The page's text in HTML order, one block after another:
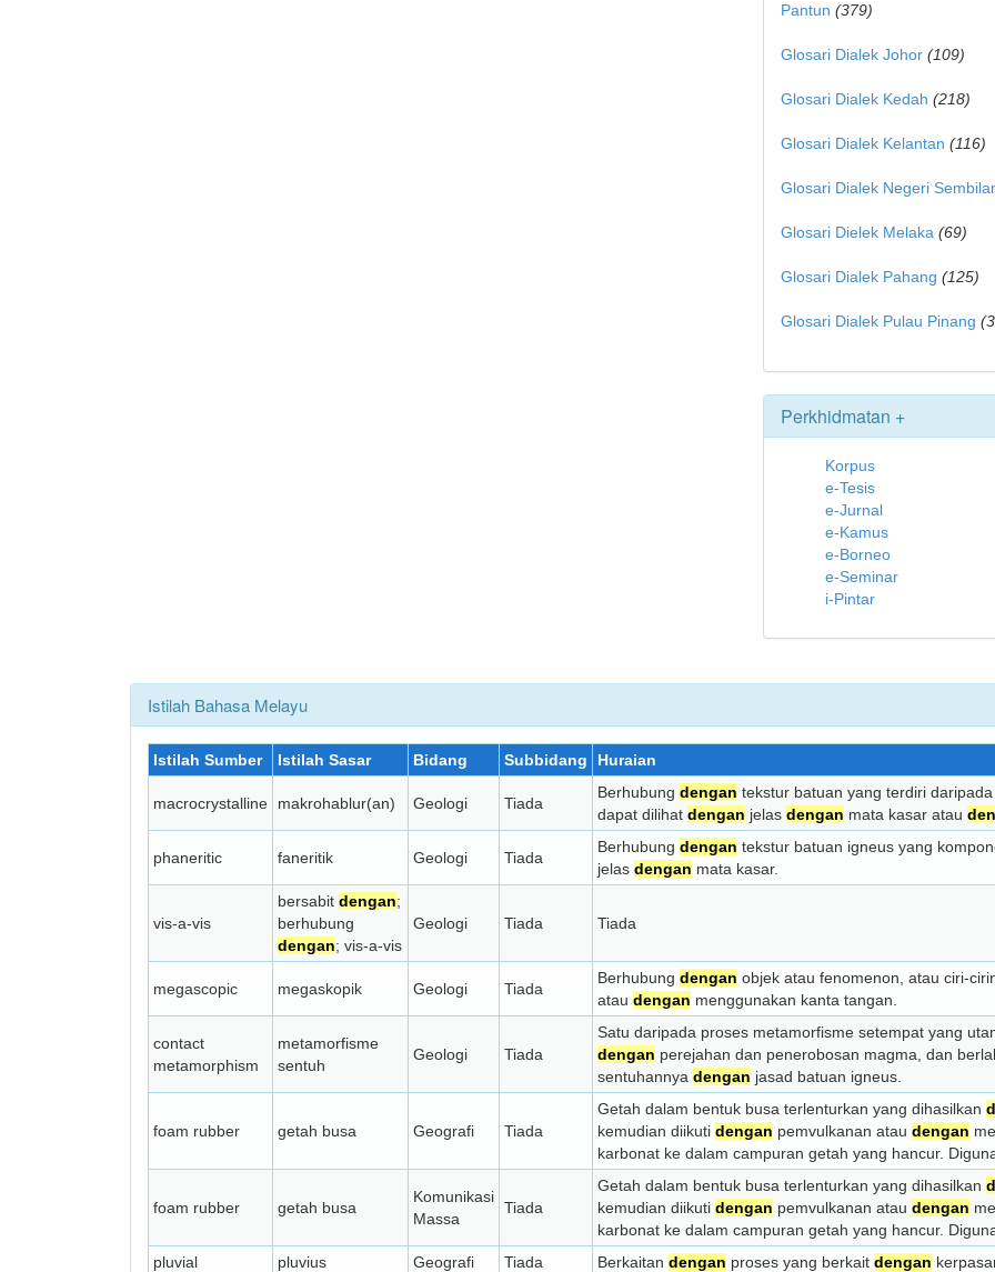
Pantun (379)
Glosari Dialek Johor (109)
Glosari Dialek Kedah (218)
Glosari Dialek Kelantan (116)
Glosari Dialek Negeri
Glosari Dielek Melaka (69)
Glosari Dialek Pahang (125)
Glosari Dialek Pulau Pinang
Perkhidmatan +
Korpus
e-Tesis
e-Jurnal
e-Kamus
e-Borneo
e-Seminar
i-Pintar
Istilah Bahasa Melayu
Istilah Sumber Istilah Sasar Bidang Subbidang Huraian
macrocrystalline makrohablur(an) Geologi Tiada
Berhubung dengan tekstur batuan yang terdiri
dapat dilihat dengan jelas dengan mata kasar atau
phaneritic faneritik Geologi Tiada
Berhubung dengan tekstur batuan igneus yang
jelas dengan mata kasar.
vis-a-vis
bersabit dengan;
berhubung
dengan; vis-a-vis
Geologi Tiada Tiada
megascopic megaskopik Geologi Tiada
Berhubung dengan objek atau fenomenon, atau ciri-
atau dengan menggunakan kanta tangan.
contact
metamorphism
metamorfisme
sentuh
Geologi Tiada
Satu daripada proses metamorfisme setempat yang
dengan perejahan dan penerobosan magma, dan
sentuhannya dengan jasad batuan igneus.
foam rubber getah busa Geografi Tiada
Getah dalam bentuk busa terlenturkan yang dihasilkan
kemudian diikuti dengan pemvulkanan atau dengan
karbonat ke dalam campuran getah yang hancur.
foam rubber getah busa
Komunikasi
Massa
Tiada
Getah dalam bentuk busa terlenturkan yang dihasilkan
kemudian diikuti dengan pemvulkanan atau dengan
karbonat ke dalam campuran getah yang hancur.
pluvial
pluvius Geografi Tiada Berkaitan dengan proses yang berkait dengan